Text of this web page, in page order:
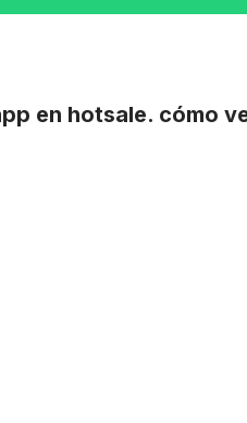
en hotsale. cómo